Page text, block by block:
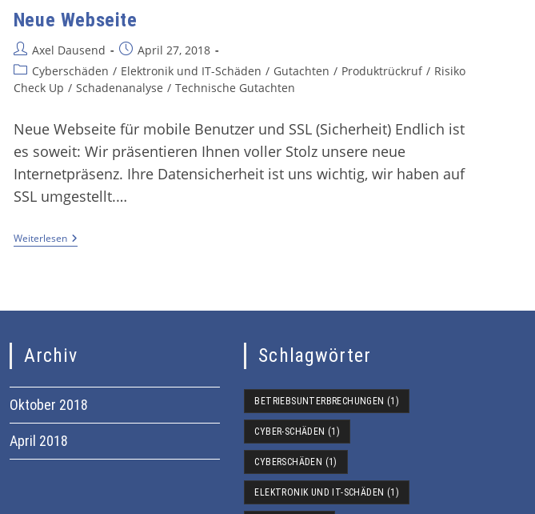
Neue Webseite
Axel Dausend
April 27, 2018
Cyberschäden / Elektronik und IT-Schäden / Gutachten / Produktrückruf / Risiko
Check Up / Schadenanalyse / Technische Gutachten
Neue Webseite für mobile Benutzer und SSL (Sicherheit) Endlich ist
es soweit: Wir präsentieren Ihnen voller Stolz unsere neue
Internetpräsenz. Ihre Datensicherheit ist uns wichtig, wir haben auf
SSL umgestellt.…
Weiterlesen
Archiv
Oktober 2018
April 2018
Schlagwörter
BETRIEBSUNTERBRECHUNGEN (1)
CYBER-SCHÄDEN (1)
CYBERSCHÄDEN (1)
ELEKTRONIK UND IT-SCHÄDEN (1)